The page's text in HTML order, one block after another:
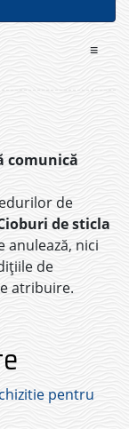
≡
comunică
de
de sticla
anulează, nici
de
atribuire.
pentru